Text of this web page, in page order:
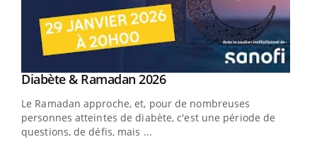
Youtube
Diabète & Ramadan 2026Youtube
Le Ramadan approche, et, pour de nombreuses
personnes atteintes de diabète, c'est une période de
questions, de défis, mais ...